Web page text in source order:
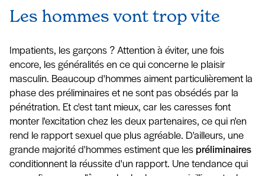
Les hommes vont trop vite
Impatients, les garçons ? Attention à éviter, une fois
encore, les généralités en ce qui concerne le plaisir
masculin. Beaucoup d'hommes aiment particulièrement la
phase des préliminaires et ne sont pas obsédés par la
pénétration. Et c'est tant mieux, car les caresses font
monter l'excitation chez les deux partenaires, ce qui n'en
rend le rapport sexuel que plus agréable. D'ailleurs, une
grande majorité d'hommes estiment que les préliminaires
conditionnent la réussite d'un rapport. Une tendance qui